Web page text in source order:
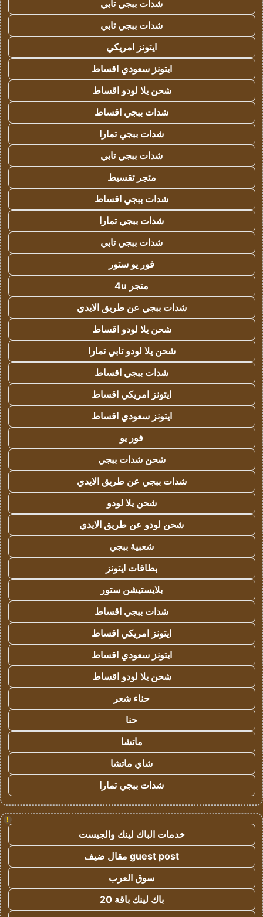
شدات ببجي تابي
شدات ببجي تابي
ايتونز امريكي
ايتونز سعودي اقساط
شحن يلا لودو اقساط
شدات ببجي اقساط
شدات ببجي تمارا
شدات ببجي تابي
متجر تقسيط
شدات ببجي اقساط
شدات ببجي تمارا
شدات ببجي تابي
فور يو ستور
متجر 4u
شدات ببجي عن طريق الايدي
شحن يلا لودو اقساط
شحن يلا لودو تابي تمارا
شدات ببجي اقساط
ايتونز امريكي اقساط
ايتونز سعودي اقساط
فور يو
شحن شدات ببجي
شدات ببجي عن طريق الايدي
شحن يلا لودو
شحن لودو عن طريق الايدي
شعبية ببجي
بطاقات ايتونز
بلايستيشن ستور
شدات ببجي اقساط
ايتونز امريكي اقساط
ايتونز سعودي اقساط
شحن يلا لودو اقساط
حناء شعر
حنا
ماتشا
شاي ماتشا
شدات ببجي تمارا
!
خدمات الباك لينك والجيست
guest post مقال ضيف
سوق العرب
باك لينك باقة 20